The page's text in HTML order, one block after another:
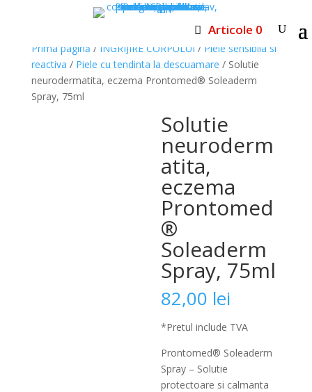
Articole 0
Prima pagină / INGRIJIRE CORPULUI / Piele sensibila si
reactiva / Piele cu tendinta la descuamare / Solutie
neurodermatita, eczema Prontomed® Soleaderm
Spray, 75ml
Solutie
neuroderm
atita,
eczema
Prontomed
®
Soleaderm
Spray, 75ml
82,00 lei
*Pretul include TVA
Prontomed® Soleaderm
Spray – Solutie
protectoare si calmanta